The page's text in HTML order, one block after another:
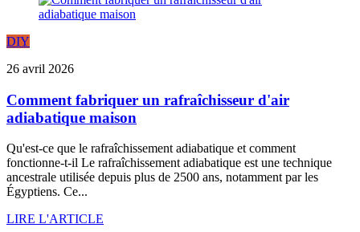
DIY
26 avril 2026
Comment fabriquer un rafraîchisseur d'air
adiabatique maison
Qu'est-ce que le rafraîchissement adiabatique et comment
fonctionne-t-il Le rafraîchissement adiabatique est une technique
ancestrale utilisée depuis plus de 2500 ans, notamment par les
Égyptiens. Ce...
LIRE L'ARTICLE